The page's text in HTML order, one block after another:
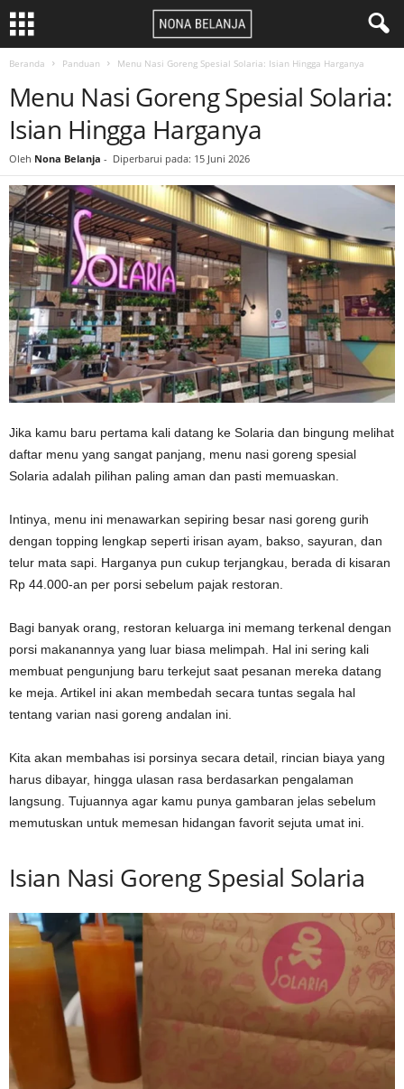
Beranda Panduan Menu Nasi Goreng Spesial Solaria: Isian Hingga Harganya
Menu Nasi Goreng Spesial Solaria:
Isian Hingga Harganya
Oleh Nona Belanja - Diperbarui pada: 15 Juni 2026
Jika kamu baru pertama kali datang ke Solaria dan bingung melihat
daftar menu yang sangat panjang, menu nasi goreng spesial
Solaria adalah pilihan paling aman dan pasti memuaskan.
Intinya, menu ini menawarkan sepiring besar nasi goreng gurih
dengan topping lengkap seperti irisan ayam, bakso, sayuran, dan
telur mata sapi. Harganya pun cukup terjangkau, berada di kisaran
Rp 44.000-an per porsi sebelum pajak restoran.
Bagi banyak orang, restoran keluarga ini memang terkenal dengan
porsi makanannya yang luar biasa melimpah. Hal ini sering kali
membuat pengunjung baru terkejut saat pesanan mereka datang
ke meja. Artikel ini akan membedah secara tuntas segala hal
tentang varian nasi goreng andalan ini.
Kita akan membahas isi porsinya secara detail, rincian biaya yang
harus dibayar, hingga ulasan rasa berdasarkan pengalaman
langsung. Tujuannya agar kamu punya gambaran jelas sebelum
memutuskan untuk memesan hidangan favorit sejuta umat ini.
Isian Nasi Goreng Spesial Solaria